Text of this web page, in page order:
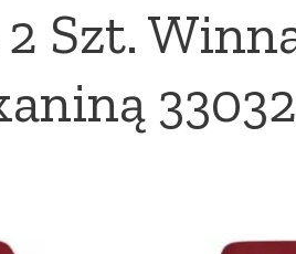
2 Szt.